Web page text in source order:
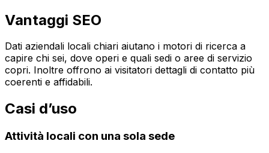
Vantaggi SEO
Dati aziendali locali chiari aiutano i motori di ricerca a
capire chi sei, dove operi e quali sedi o aree di servizio
copri. Inoltre offrono ai visitatori dettagli di contatto più
coerenti e affidabili.
Casi d’uso
Attività locali con una sola sede